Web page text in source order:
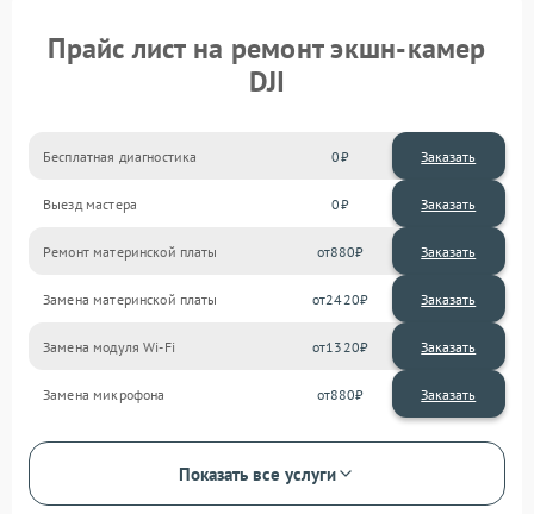
Прайс лист на ремонт экшн-камер
DJI
Бесплатная диагностика 0 Заказать
Выезд мастера 0 Заказать
Ремонт материнской платы 880
Замена материнской платы 2420
Замена модуля Wi-Fi 1320
Замена микрофона 880
Показать все услуги